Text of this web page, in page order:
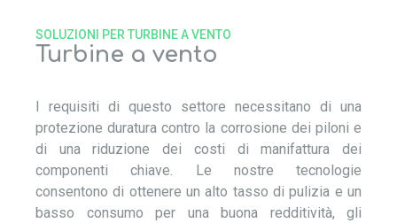
Turbine a vento
SOLUZIONI PER TURBINE A VENTO
I requisiti di questo settore necessitano di una
protezione duratura contro la corrosione dei piloni e
di una riduzione dei costi di manifattura dei
componenti chiave. Le nostre tecnologie
consentono di ottenere un alto tasso di pulizia e un
basso consumo per una buona redditività, gli